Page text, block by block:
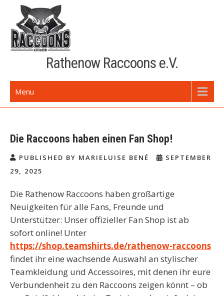
content
Rathenow Raccoons e.V.
Menu
Die Raccoons haben einen Fan Shop!
PUBLISHED BY MARIELUISE BENÉ
SEPTEMBER
29, 2025
Die Rathenow Raccoons haben großartige
Neuigkeiten für alle Fans, Freunde und
Unterstützer: Unser offizieller Fan Shop ist ab
sofort online! Unter
https://shop.teamshirts.de/rathenow-raccoons
findet ihr eine wachsende Auswahl an stylischer
Teamkleidung und Accessoires, mit denen ihr eure
Verbundenheit zu den Raccoons zeigen könnt – ob